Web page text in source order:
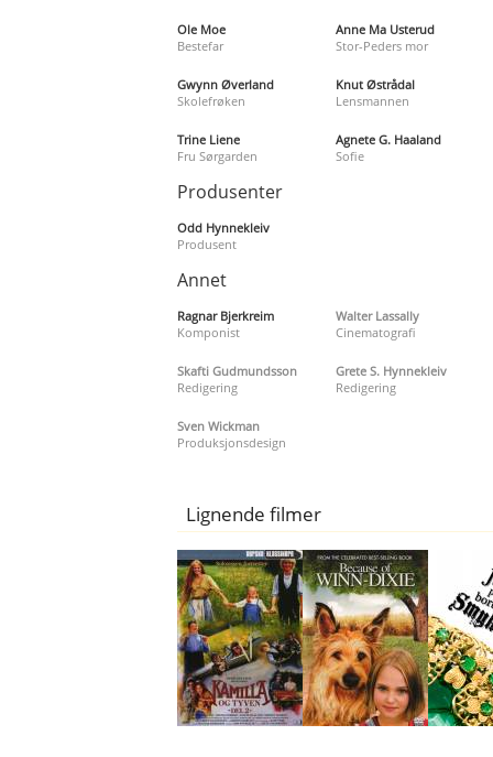
Ole Moe
Bestefar
Anne Ma Usterud
Stor-Peders mor
Gwynn Øverland
Skolefrøken
Knut Østrådal
Lensmannen
Trine Liene
Fru Sørgarden
Agnete G. Haaland
Sofie
Produsenter
Odd Hynnekleiv
Produsent
Annet
Ragnar Bjerkreim
Komponist
Walter Lassally
Cinematografi
Skafti Gudmundsson
Redigering
Grete S. Hynnekleiv
Redigering
Sven Wickman
Produksjonsdesign
Lignende filmer